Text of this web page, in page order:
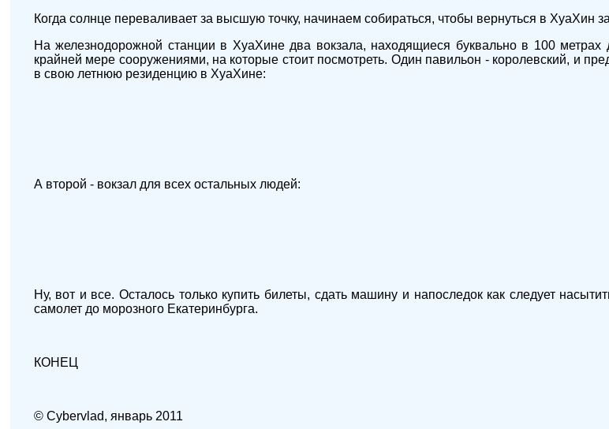
Когда солнце переваливает за высшую точку, начинаем собираться, чтобы вернуться в ХуаХин
На железнодорожной станции в ХуаХине два вокзала, находящиеся буквально в 100
крайней мере сооружениями, на которые стоит посмотреть. Один павильон - королевский, и
в свою летнюю резиденцию в ХуаХине:
А второй - вокзал для всех остальных людей:
Ну, вот и все. Осталось только купить билеты, сдать машину и напоследок как следует
самолет до морозного Екатеринбурга.
КОНЕЦ
© Cybervlad, январь 2011